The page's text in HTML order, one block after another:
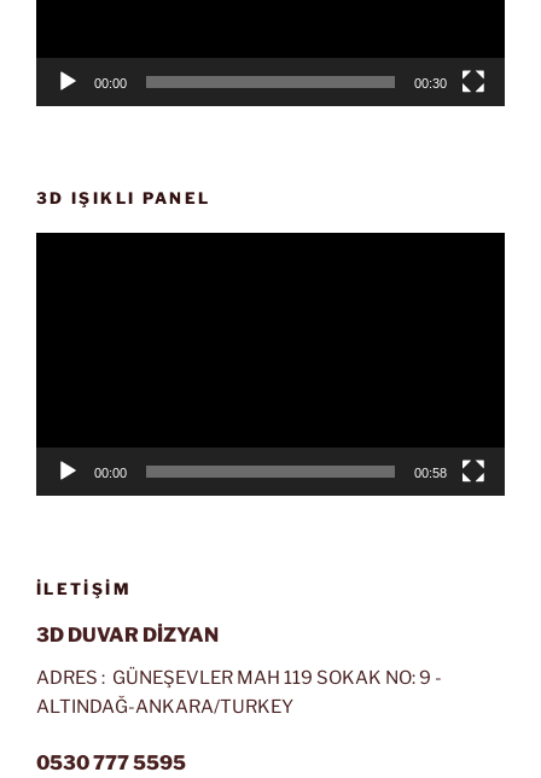
00:00 00:30
3D IŞIKLI PANEL
00:00 00:58
İLETIŞIM
3D DUVAR DİZYAN
ADRES : GÜNEŞEVLER MAH 119 SOKAK NO: 9 -
ALTINDAĞ-ANKARA/TURKEY
0530 777 5595